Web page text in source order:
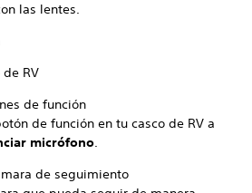
las lentes.
RV
de función
de función en tu casco de RV a
micrófono.
de seguimiento